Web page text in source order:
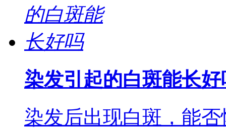
染发引起的白斑能长好
染发后出现白斑，能